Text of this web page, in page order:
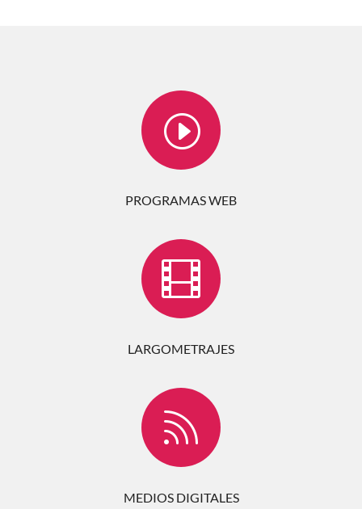
I
PROGRAMAS WEB

LARGOMETRAJES

MEDIOS DIGITALES